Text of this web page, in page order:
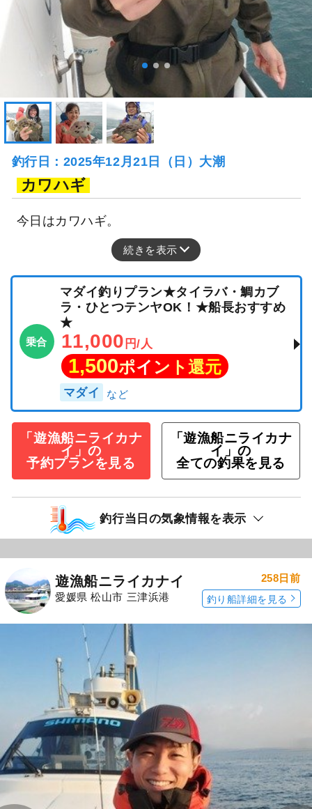
釣行日：2025年12月21日（日）大潮
カワハギ
今日はカワハギ。
続きを表示
乗合
マダイ釣りプラン★タイラバ・鯛カブ
ラ・ひとつテンヤOK！★船長おすすめ
★
11,000 円/人
1,500ポイント還元
マダイ
「遊漁船ニライカナ
イ」の
予約プランを見る
「遊漁船ニライカナ
イ」の
全ての釣果を見る
釣行当日の気象情報を表示
遊漁船ニライカナイ
愛媛県 松山市 三津浜港
258日前
釣り船詳細を見る